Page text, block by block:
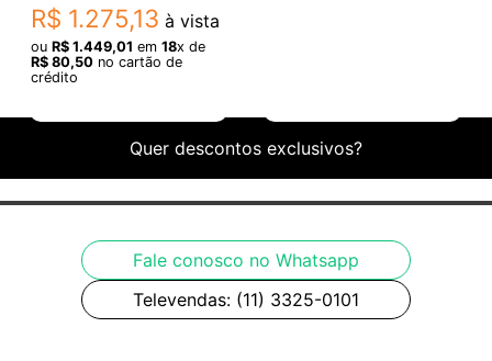
R$ 1.275,13 à vista
ou R$ 1.449,01 em 18x de
R$ 80,50no cartão de
crédito
Quer descontos exclusivos?
Fale conosco no Whatsapp
Televendas: (11) 3325-0101